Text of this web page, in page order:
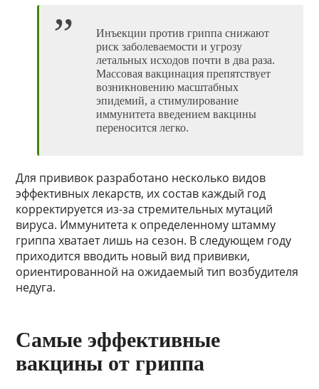
Инъекции против гриппа снижают
риск заболеваемости и угрозу
летальных исходов почти в два раза.
Массовая вакцинация препятствует
возникновению масштабных
эпидемий, а стимулирование
иммунитета введением вакцины
переносится легко.
Для прививок разработано несколько видов
эффективных лекарств, их состав каждый год
корректируется из-за стремительных мутаций
вируса. Иммунитета к определенному штамму
гриппа хватает лишь на сезон. В следующем году
приходится вводить новый вид прививки,
ориентированной на ожидаемый тип возбудителя
недуга.
Самые эффективные
вакцины от гриппа